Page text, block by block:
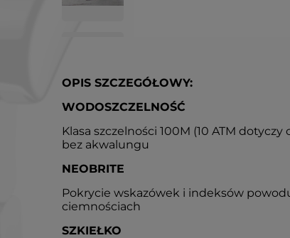
OPIS SZCZEGÓŁOWY:
WODOSZCZELNOŚĆ
Klasa szczelności 100M (10 ATM
bez akwalungu
NEOBRITE
Pokrycie wskazówek i indeksów
ciemnościach
SZKIEŁKO